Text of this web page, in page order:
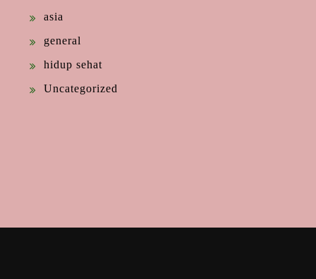
asia
general
hidup sehat
Uncategorized